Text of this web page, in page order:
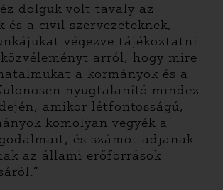
dolguk volt tavaly az
és a civil szervezeteknek,
végezve tájékoztatni
arról, hogy mire
a kormányok és a
nyugtalanító mindez
amikor létfontosságú,
komolyan vegyék a
és számot adjanak
az állami erőforrások